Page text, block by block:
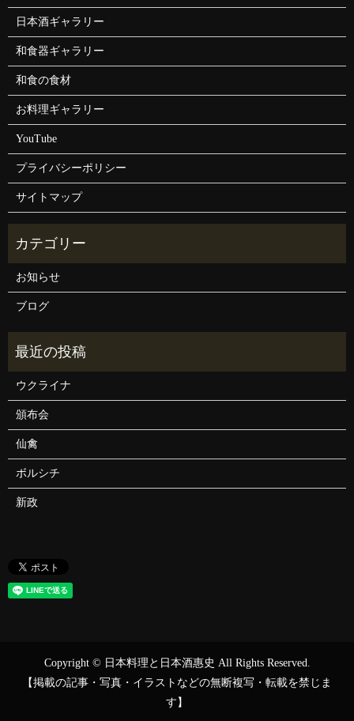
日本酒ギャラリー
和食器ギャラリー
和食の食材
お料理ギャラリー
YouTube
プライバシーポリシー
サイトマップ
お知らせ
ブログ
ウクライナ
頒布会
仙禽
ボルシチ
新政
Copyright © 日本料理と日本酒惠史 All Rights Reserved.
【掲載の記事・写真・イラストなどの無断複写・転載を禁じま
す】